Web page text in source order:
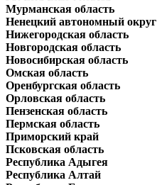
Мурманская область
Ненецкий автономный округ
Нижегородская область
Новгородская область
Новосибирская область
Омская область
Оренбургская область
Орловская область
Пензенская область
Пермская область
Приморский край
Псковская область
Республика Адыгея
Республика Алтай